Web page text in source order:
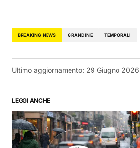
BREAKING NEWS GRANDINE TEMPORALI
Ultimo aggiornamento: 29 Giugno
LEGGI ANCHE